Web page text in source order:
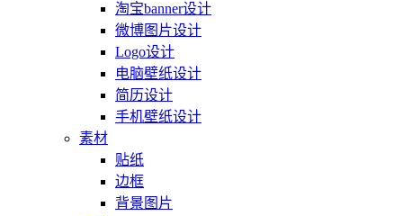
淘宝banner设计
微博图片设计
Logo设计
电脑壁纸设计
简历设计
手机壁纸设计
素材
贴纸
边框
背景图片